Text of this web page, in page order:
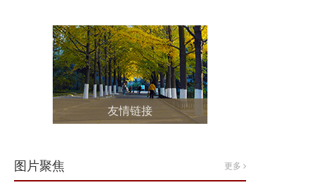
友情链接
更多
图片聚焦